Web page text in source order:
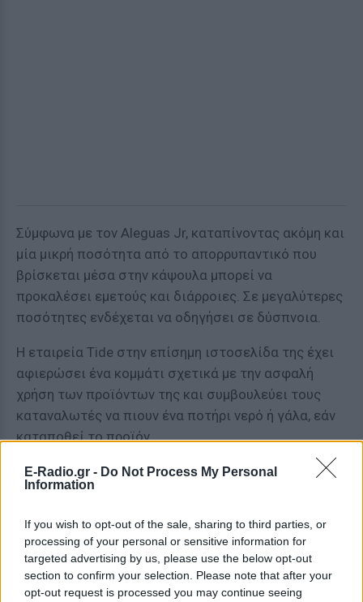
E-Radio.gr - Do Not Process My Personal
Information
If you wish to opt-out of the sale, sharing to third parties, or
processing of your personal or sensitive information for
targeted advertising by us, please use the below opt-out
section to confirm your selection. Please note that after your
opt-out request is processed you may continue seeing
Σύμφωνα με τον Aleguas Jr, καταπίνοντας ακόμη και
μία μικρή ποσότητα από το απορρυπαντικό που
βρίσκεται μέσα στην κάψουλα μπορεί να
προκαλέσει εμετούς και διάρροιες. Σε μεγαλύτερες
ποσότητες ενδέχεται να οδηγήσει σε δύσπνοια.
Η εταιρεία Tide στην επίσημη ιστοσελίδα της έχει
αφιερώσει ένα κομμάτι σχετικά με την ασφαλή
χρήση των προϊόντων της και συμβουλεύει τους
καταναλωτές να πιουν ένα ποτήρι νερό ή γάλα, εάν
καταποθεί το προϊόν
[ΠΗΓΗ]
ΔΙΑΦΗΜΙΣΗ